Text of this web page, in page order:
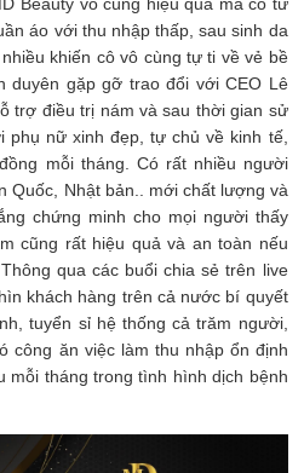
áo với thu nhập thấp, sau sinh da
khiến cô vô cùng tự ti về vẻ bề
duyên gặp gỡ trao đổi với CEO Lê
trợ điều trị nám và sau thời gian sử
nữ xinh đẹp, tự chủ về kinh tế,
mỗi tháng. Có rất nhiều người
Quốc, Nhật bản.. mới chất lượng và
chứng minh cho mọi người thấy
cũng rất hiệu quả và an toàn nếu
qua các buổi chia sẻ trên live
khách hàng trên cả nước bí quyết
tuyển sỉ hệ thống cả trăm người,
công ăn việc làm thu nhập ổn định
mỗi tháng trong tình hình dịch bệnh